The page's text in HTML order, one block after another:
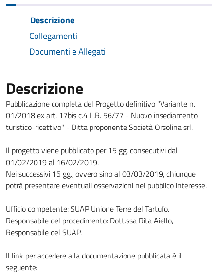
Descrizione
Collegamenti
Documenti e Allegati
Descrizione
Pubblicazione completa del Progetto definitivo "Variante n.
01/2018 ex art. 17bis c.4 L.R. 56/77 - Nuovo insediamento
turistico-ricettivo" - Ditta proponente Società Orsolina srl.
Il progetto viene pubblicato per 15 gg. consecutivi dal
01/02/2019 al 16/02/2019.
Nei successivi 15 gg., ovvero sino al 03/03/2019, chiunque
potrà presentare eventuali osservazioni nel pubblico interesse.
Ufficio competente: SUAP Unione Terre del Tartufo.
Responsabile del procedimento: Dott.ssa Rita Aiello,
Responsabile del SUAP.
Il link per accedere alla documentazione pubblicata è il
seguente: